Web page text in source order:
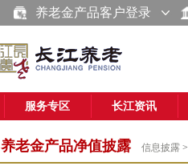
养老金产品客户登录
服务专区 长江资讯
养老金产品净值披露 信息披露>